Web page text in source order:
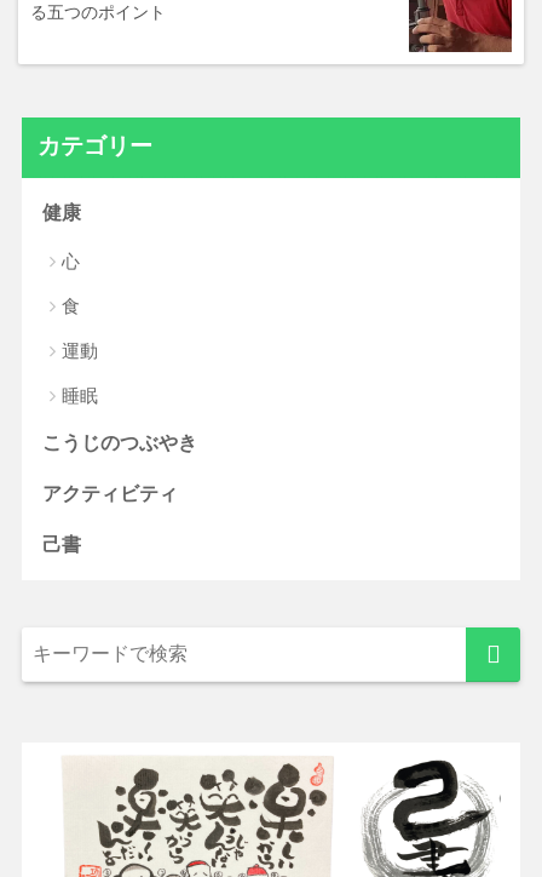
る五つのポイント
カテゴリー
健康
心
食
運動
睡眠
こうじのつぶやき
アクティビティ
己書